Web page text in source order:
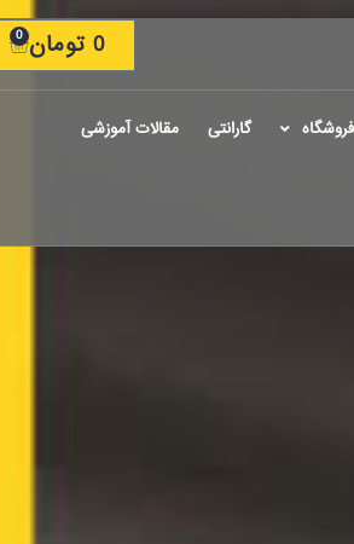
0 تومان 0
فروشگاه گارانتی مقالات آموزشی